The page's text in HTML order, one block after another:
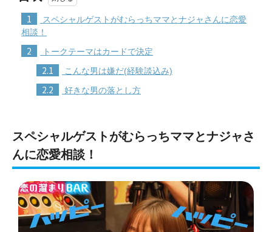
1
スペシャルゲストがむらっちママとナジャさんに恋愛
相談！
2 トークテーマはカードで決定
2.1 こんな男は嫌だ(経験談込み)
2.2 好きな男の落とし方
スペシャルゲストがむらっちママとナジャさ
んに恋愛相談！